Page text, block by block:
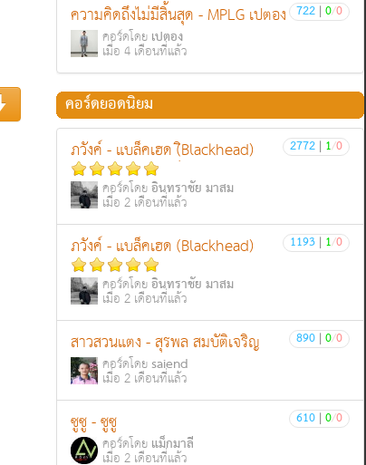
722 | 0/0
ความคิดถึงไม่มีสิ้นสุด - MPLG เปตอง
คอร์ดโดย เปตอง
เมื่อ 4 เดือนที่แล้ว
คอร์ดยอดนิยม
2772 | 1/0
ภวังค์ - แบล็คเฮด (ฺิBlackhead)
คอร์ดโดยอินทราชัย มาสม
เมื่อ 2 เดือนที่แล้ว
1193 | 1/0
ภวังค์ - แบล็คเฮด (Blackhead)
คอร์ดโดยอินทราชัย มาสม
เมื่อ 2 เดือนที่แล้ว
890 | 0/0
สาวสวนแตง - สุรพล สมบัติเจริญ
คอร์ดโดย saiend
เมื่อ 2 เดือนที่แล้ว
610 | 0/0
ซูซู - ซูซู
คอร์ดโดย แม็กมาลี
เมื่อ 2 เดือนที่แล้ว